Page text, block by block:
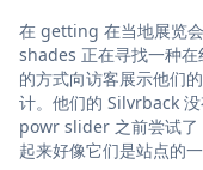
在 getting 在当地展览
shades 正在寻找一种
的方式向访客展示他们
计。他们的 Silvrback
powr slider 之前尝试
起来好像它们是站点的